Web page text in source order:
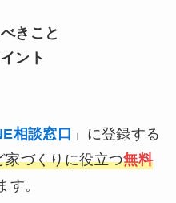
きこと
ント
相談窓口 」に登録する
家づくりに役立つ無料
す。